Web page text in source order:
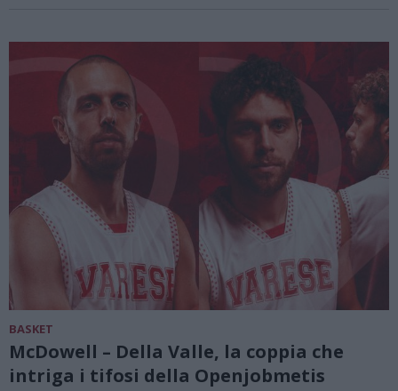
BASKET
McDowell – Della Valle, la coppia che
intriga i tifosi della Openjobmetis